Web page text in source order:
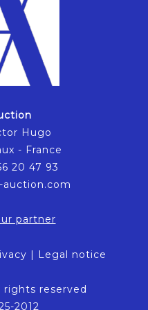
Hugo
- France
20 47 93
auction.com
partner
| Legal notice
rights reserved
2012